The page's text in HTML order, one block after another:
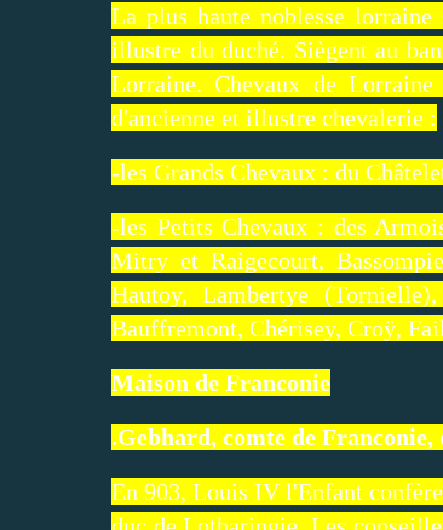
La plus haute noblesse
illustre du duché. Siègent au
Lorraine. Chevaux de
d'ancienne et illustre chevalerie :
-les Grands Chevaux : du
-les Petits Chevaux : des
Mitry et Raigecourt,
Hautoy, Lambertye
Bauffremont, Chérisey, Croÿ,
Maison de Franconie
.Gebhard, comte de
En 903, Louis IV l'Enfant